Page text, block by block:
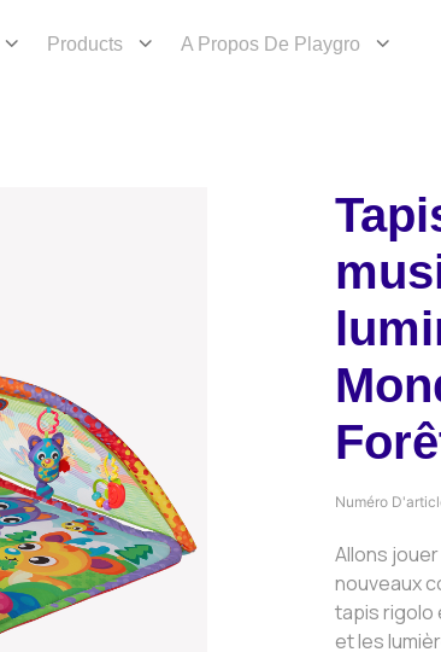
Products A Propos De Playgro
Numéro
Allons
nouveaux
tapis rigolo
et les